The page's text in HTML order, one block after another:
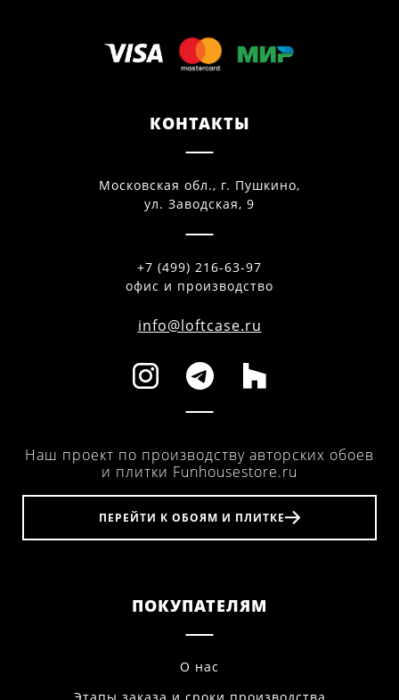
КОНТАКТЫ
Московская обл., г. Пушкино,
ул. Заводская, 9
+7 (499) 216-63-97
офис и производство
info@loftcase.ru
Наш проект по производству авторских обоев
и плитки Funhousestore.ru
ПЕРЕЙТИ К ОБОЯМ И ПЛИТКЕ
ПОКУПАТЕЛЯМ
О нас